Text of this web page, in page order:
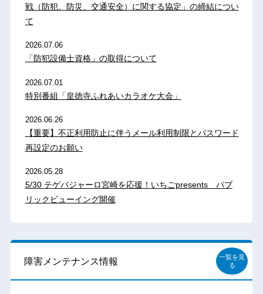
戦（防犯、防災、交通安全）に関する協定」の締結につい
て
2026.07.06
「防犯設備士資格」の取得について
2026.07.01
特別番組「皇徳寺ふれあいカラオケ大会」
2026.06.26
【重要】不正利用防止に伴うメール利用制限とパスワード
再設定のお願い
2026.05.28
5/30 テゲバジャーロ宮崎を応援！いちごpresents パブ
リックビューイング開催
障害メンテナンス情報
一覧を見
る